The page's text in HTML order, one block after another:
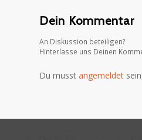
Dein Kommentar
An Diskussion beteiligen?
Hinterlasse uns Deinen
Du musst angemeldet